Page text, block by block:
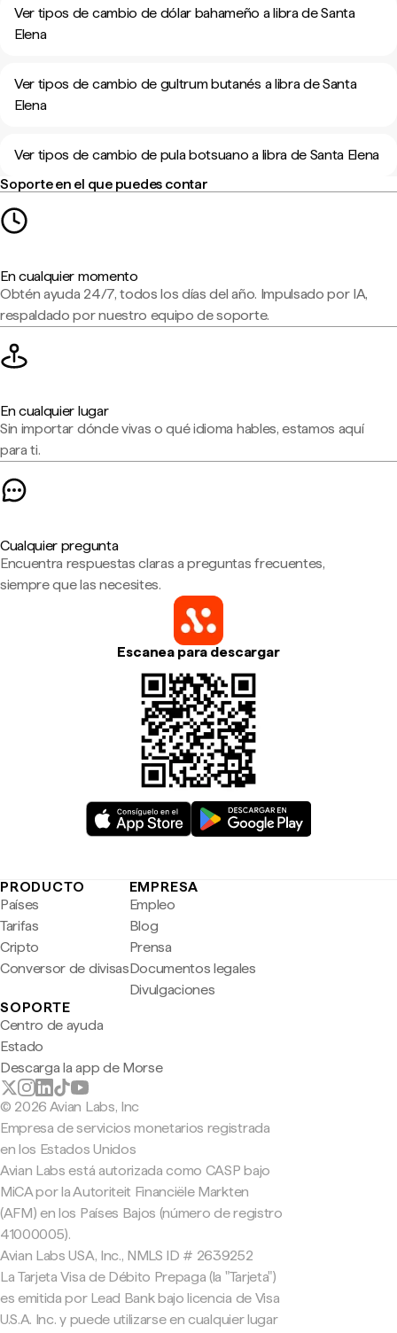
Ver tipos de cambio de dólar bahameño a libra de Santa
Elena
Ver tipos de cambio de gultrum butanés a libra de Santa
Elena
Ver tipos de cambio de pula botsuano a libra de Santa Elena
Soporte en el que puedes contar
En cualquier momento
Obtén ayuda 24/7, todos los días del año. Impulsado por IA,
respaldado por nuestro equipo de soporte.
En cualquier lugar
Sin importar dónde vivas o qué idioma hables, estamos aquí
para ti.
Cualquier pregunta
Encuentra respuestas claras a preguntas frecuentes,
siempre que las necesites.
Escanea para descargar
PRODUCTO
Países
Tarifas
Cripto
Conversor de divisas
EMPRESA
Empleo
Blog
Prensa
Documentos legales
Divulgaciones
SOPORTE
Centro de ayuda
Estado
Descarga la app de Morse
© 2026 Avian Labs, Inc
Empresa de servicios monetarios registrada
en los Estados Unidos
Avian Labs está autorizada como CASP bajo
MiCA por la Autoriteit Financiële Markten
(AFM) en los Países Bajos (número de registro
41000005).
Avian Labs USA, Inc., NMLS ID # 2639252
La Tarjeta Visa de Débito Prepaga (la "Tarjeta")
es emitida por Lead Bank bajo licencia de Visa
U.S.A. Inc. y puede utilizarse en cualquier lugar